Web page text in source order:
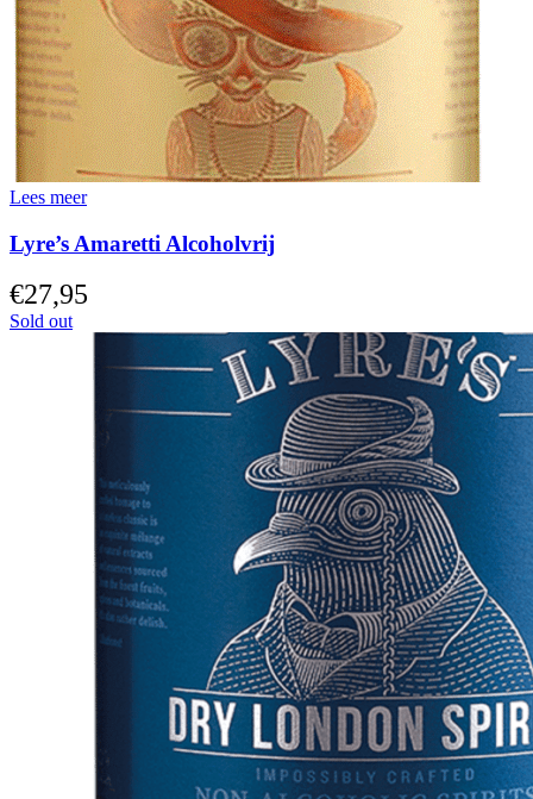
Lees meer
Lyre’s Amaretti Alcoholvrij
€27,95
Sold out